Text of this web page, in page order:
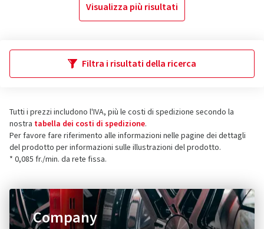
Visualizza più risultati
Filtra i risultati della ricerca
Tutti i prezzi includono l'IVA, più le costi di spedizione secondo la
nostra tabella dei costi di spedizione.
Per favore fare riferimento alle informazioni nelle pagine dei dettagli
del prodotto per informazioni sulle illustrazioni del prodotto.
* 0,085 fr./min. da rete fissa.
Company